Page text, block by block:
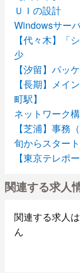
ＵＩの設計
Windowsサー
【代々木】
少
【汐留】パッ
【長期】メ
町駅】
ネットワーク
【芝浦】事
旬からスタート
【東京テレ
関連する求人
関連する求人
ん